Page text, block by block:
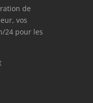
de
vos
24 pour les